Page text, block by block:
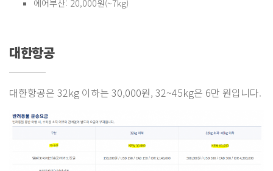
에어부산: 20,000원(~7kg)
대한항공
대한항공은 32kg 이하는 30,000원, 32~45kg은 6만 원입니다.